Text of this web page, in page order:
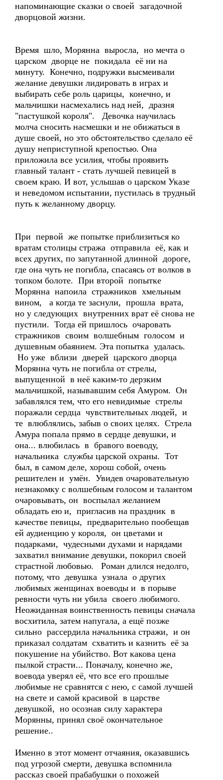
напоминающие сказки о своей загадочной
дворцовой жизни.
Время шло, Морянна выросла, но мечта о
царском дворце не покидала её ни на
минуту. Конечно, подружки высмеивали
желание девушки лидировать в играх и
выбирать себе роль царицы, конечно, и
мальчишки насмехались над ней, дразня
"пастушкой короля". Девочка научилась
молча сносить насмешки и не обижаться в
душе своей, но это обстоятельство сделало её
душу неприступной крепостью. Она
приложила все усилия, чтобы проявить
главный талант - стать лучшей певицей в
своем краю. И вот, услышав о царском Указе
и неведомом испытании, пустилась в трудный
путь к желанному дворцу.
При первой же попытке приблизиться ко
вратам столицы стража отправила её, как и
всех других, по запутанной длинной дороге,
где она чуть не погибла, спасаясь от волков в
топком болоте. При второй попытке
Морянна напоила стражников хмельным
вином, а когда те заснули, прошла врата,
но у следующих внутренних врат её снова не
пустили. Тогда ей пришлось очаровать
стражников своим волшебным голосом и
душевным обаянием. Эта попытка удалась.
Но уже вблизи дверей царского дворца
Морянна чуть не погибла от стрелы,
выпущенной в неё каким-то дерзким
мальчишкой, называвшим себя Амуром. Он
забавлялся тем, что его невидимые стрелы
поражали сердца чувствительных людей, и
те влюблялись, забыв о своих целях. Стрела
Амура попала прямо в сердце девушки, и
она... влюбилась в бравого воеводу,
начальника службы царской охраны. Тот
был, в самом деле, хорош собой, очень
решителен и умён. Увидев очаровательную
незнакомку с волшебным голосом и талантом
очаровывать, он воспылал желанием
обладать ею и, пригласив на праздник в
качестве певицы, предварительно пообещав
ей аудиенцию у короля, он цветами и
подарками, чудесными духами и нарядами
захватил внимание девушки, покорил своей
страстной любовью. Роман длился недолго,
потому, что девушка узнала о других
любимых женщинах воеводы и в порыве
ревности чуть ни убила своего любимого.
Неожиданная воинственность певицы сначала
восхитила, затем напугала, а ещё позже
сильно рассердила начальника стражи, и он
приказал солдатам схватить и казнить её за
покушение на убийство. Вот какова цена
пылкой страсти... Поначалу, конечно же,
воевода уверял её, что все его прошлые
любимые не сравнятся с нею, с самой лучшей
на свете и самой красивой в царстве
девушкой, но осознав силу характера
Морянны, принял своё окончательное
решение..
Именно в этот момент отчаяния, оказавшись
под угрозой смерти, девушка вспомнила
рассказ своей прабабушки о похожей